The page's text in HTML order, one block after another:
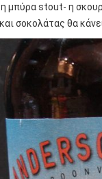
μπύρα stout- η
σοκολάτας θα